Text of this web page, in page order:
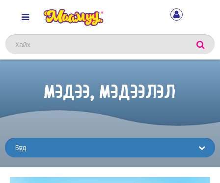
Хайх
МЭДЭЭ, МЭДЭЭЛЭЛ